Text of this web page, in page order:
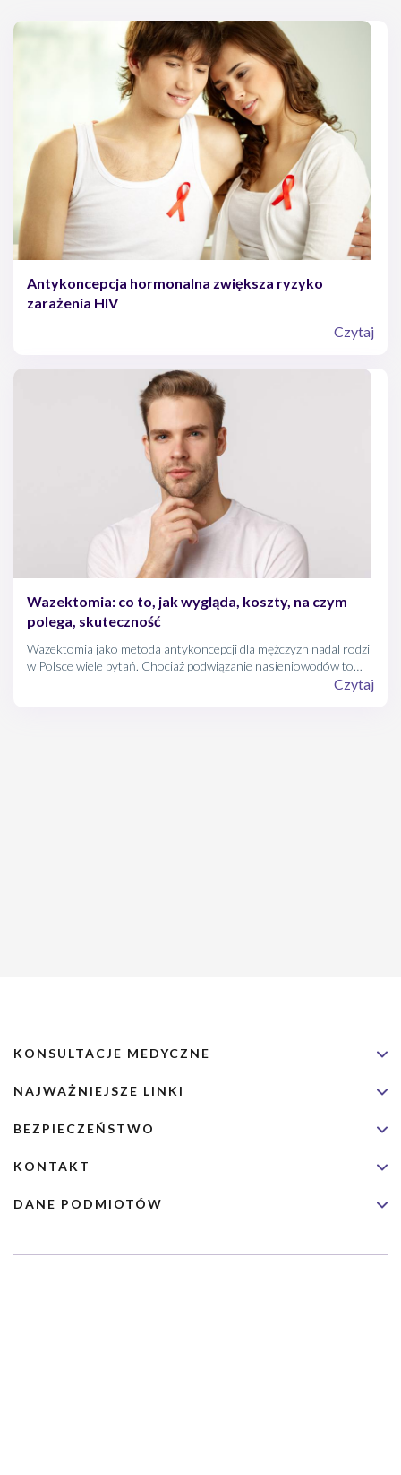
Antykoncepcja hormonalna zwiększa ryzyko
zarażenia HIV
Czytaj
Wazektomia: co to, jak wygląda, koszty, na czym
polega, skuteczność
Wazektomia jako metoda antykoncepcji dla mężczyzn nadal rodzi
w Polsce wiele pytań. Chociaż podwiązanie nasieniowodów to
popularna metoda zapobiegania ciąży na Zachodzie, to nadalCzytaj
KONSULTACJE MEDYCZNE
NAJWAŻNIEJSZE LINKI
BEZPIECZEŃSTWO
KONTAKT
DANE PODMIOTÓW